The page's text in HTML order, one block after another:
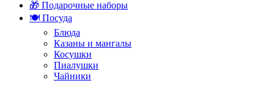
🎁 Подарочные наборы
🍽️ Посуда
Блюда
Казаны и мангалы
Косушки
Пиалушки
Чайники